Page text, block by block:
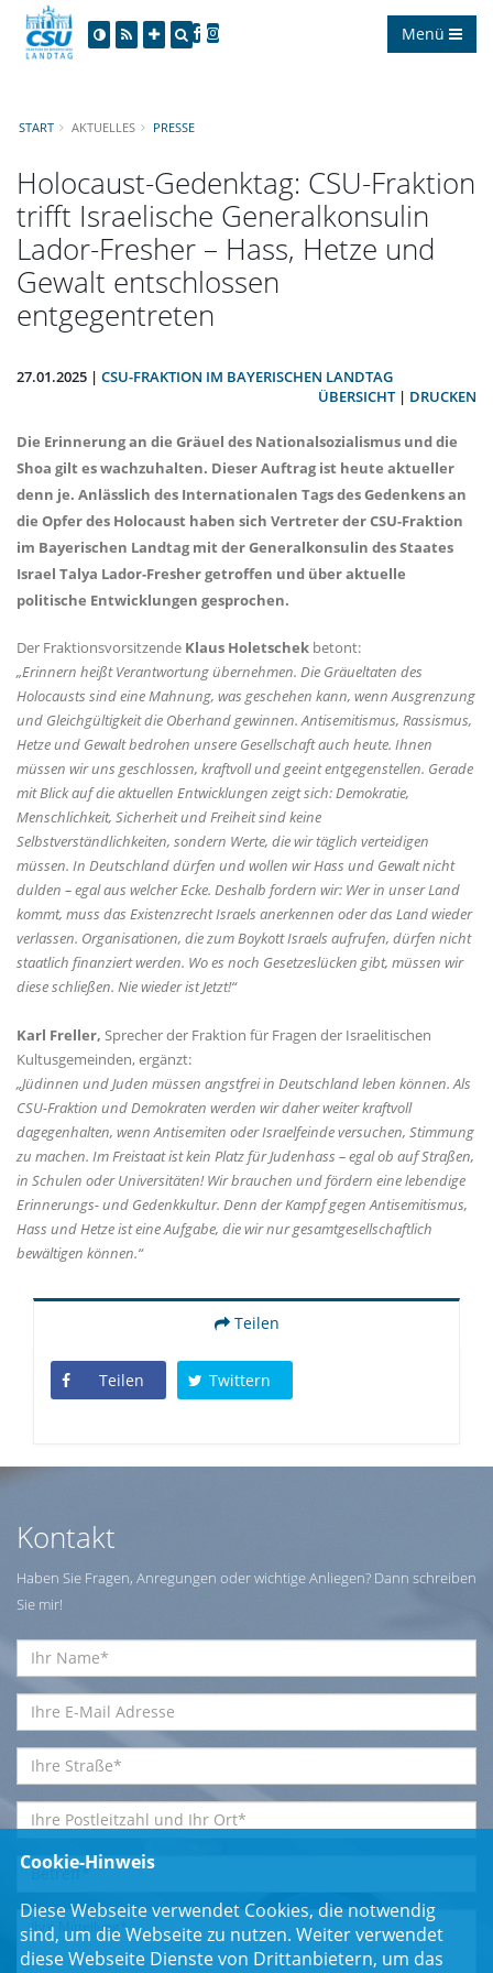
Menü
START AKTUELLES PRESSE
Holocaust-Gedenktag: CSU-Fraktion
trifft Israelische Generalkonsulin
Lador-Fresher – Hass, Hetze und
Gewalt entschlossen
entgegentreten
27.01.2025 | CSU-FRAKTION IM BAYERISCHEN LANDTAG
ÜBERSICHT| DRUCKEN
Die Erinnerung an die Gräuel des Nationalsozialismus und die
Shoa gilt es wachzuhalten. Dieser Auftrag ist heute aktueller
denn je. Anlässlich des Internationalen Tags des Gedenkens an
die Opfer des Holocaust haben sich Vertreter der CSU-Fraktion
im Bayerischen Landtag mit der Generalkonsulin des Staates
Israel Talya Lador-Fresher getroffen und über aktuelle
politische Entwicklungen gesprochen.
Der Fraktionsvorsitzende Klaus Holetschek betont:
Erinnern heißt Verantwortung übernehmen. Die Gräueltaten des
Holocausts sind eine Mahnung, was geschehen kann, wenn Ausgrenzung
und Gleichgültigkeit die Oberhand gewinnen. Antisemitismus, Rassismus,
Hetze und Gewalt bedrohen unsere Gesellschaft auch heute. Ihnen
müssen wir uns geschlossen, kraftvoll und geeint entgegenstellen. Gerade
mit Blick auf die aktuellen Entwicklungen zeigt sich: Demokratie,
Menschlichkeit, Sicherheit und Freiheit sind keine
Selbstverständlichkeiten, sondern Werte, die wir täglich verteidigen
müssen. In Deutschland dürfen und wollen wir Hass und Gewalt nicht
dulden – egal aus welcher Ecke. Deshalb fordern wir: Wer in unser Land
kommt, muss das Existenzrecht Israels anerkennen oder das Land wieder
verlassen. Organisationen, die zum Boykott Israels aufrufen, dürfen nicht
staatlich finanziert werden. Wo es noch Gesetzeslücken gibt, müssen wir
diese schließen. Nie wieder ist Jetzt!“
Karl Freller, Sprecher der Fraktion für Fragen der Israelitischen
Kultusgemeinden, ergänzt:
Jüdinnen und Juden müssen angstfrei in Deutschland leben können. Als
CSU-Fraktion und Demokraten werden wir daher weiter kraftvoll
dagegenhalten, wenn Antisemiten oder Israelfeinde versuchen, Stimmung
zu machen. Im Freistaat ist kein Platz für Judenhass – egal ob auf Straßen,
in Schulen oder Universitäten! Wir brauchen und fördern eine lebendige
Erinnerungs- und Gedenkkultur. Denn der Kampf gegen Antisemitismus,
Hass und Hetze ist eine Aufgabe, die wir nur gesamtgesellschaftlich
bewältigen können.“
Teilen
Teilen Twittern
Kontakt
Haben Sie Fragen, Anregungen oder wichtige Anliegen? Dann schreiben
Sie mir!
Cookie-Hinweis
Diese Webseite verwendet Cookies, die notwendig
sind, um die Webseite zu nutzen. Weiter verwendet
diese Webseite Dienste von Drittanbietern, um das